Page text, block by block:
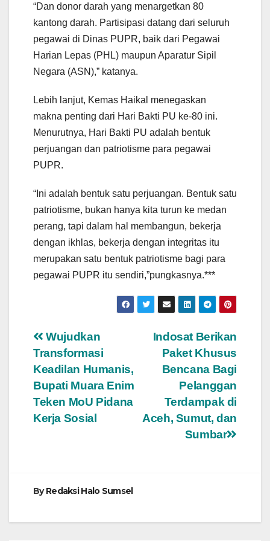
“Dan donor darah yang menargetkan 80
kantong darah. Partisipasi datang dari seluruh
pegawai di Dinas PUPR, baik dari Pegawai
Harian Lepas (PHL) maupun Aparatur Sipil
Negara (ASN),” katanya.
Lebih lanjut, Kemas Haikal menegaskan
makna penting dari Hari Bakti PU ke-80 ini.
Menurutnya, Hari Bakti PU adalah bentuk
perjuangan dan patriotisme para pegawai
PUPR.
“Ini adalah bentuk satu perjuangan. Bentuk satu
patriotisme, bukan hanya kita turun ke medan
perang, tapi dalam hal membangun, bekerja
dengan ikhlas, bekerja dengan integritas itu
merupakan satu bentuk patriotisme bagi para
pegawai PUPR itu sendiri,”pungkasnya.***
Navigasi
pos
Indosat Berikan
Paket Khusus
Bencana Bagi
Pelanggan
Terdampak di
Aceh, Sumut, dan
Sumbar
Wujudkan
Transformasi
Keadilan Humanis,
Bupati Muara Enim
Teken MoU Pidana
Kerja Sosial
ByRedaksi Halo Sumsel